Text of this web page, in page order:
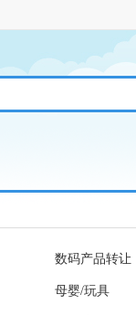
数码产品转让
母婴/玩具